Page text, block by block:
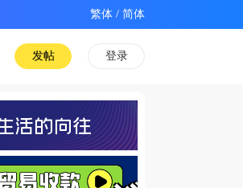
/
登录
发帖